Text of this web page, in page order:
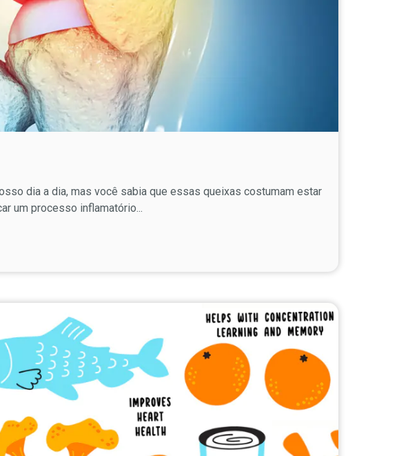
dia a dia, mas você sabia que essas queixas costumam estar
um processo inflamatório...